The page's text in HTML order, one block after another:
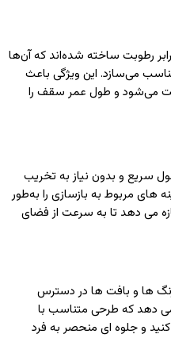
رطوبت ساخته شده‌اند که آن‌ها
می‌سازد. این ویژگی باعث
می‌شود و طول عمر سقف را
و بدون نیاز به تخریب
های مربوط به بازسازی را به‌طور
می‌ دهد تا به‌ سرعت از فضای
ها و بافت‌ ها در دسترس
می‌ دهد که طرحی متناسب با
و جلوه‌ ای منحصر به فرد